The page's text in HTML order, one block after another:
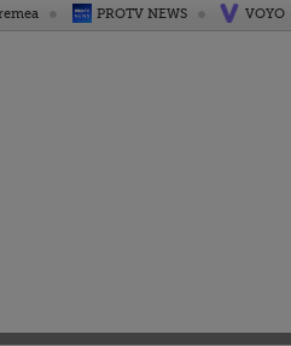
PROTV NEWS VOYO